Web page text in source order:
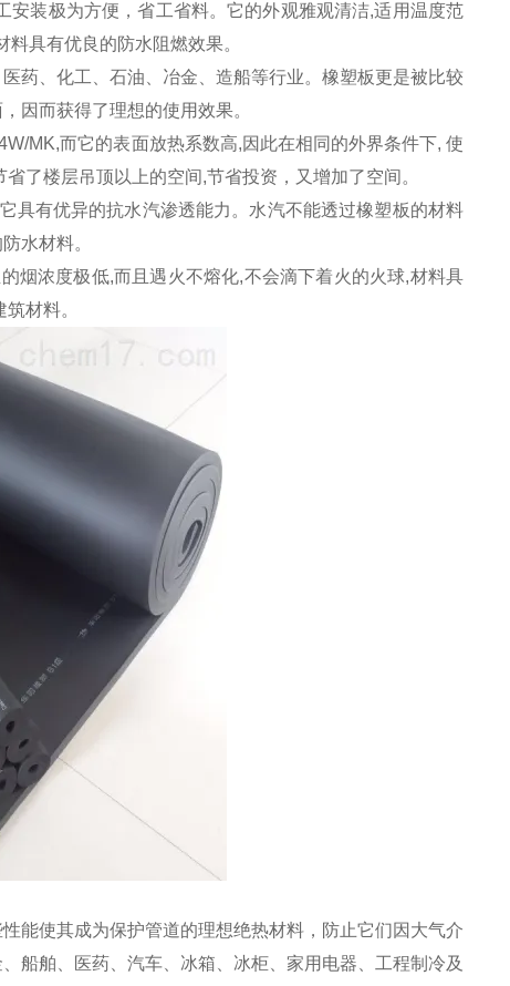
装极为方便，省工省料。它的外观雅观清洁,适用温度范
具有优良的防水阻燃效果。
药、化工、石油、冶金、造船等行业。橡塑板更是被比较
因而获得了理想的使用效果。
MK,而它的表面放热系数高,因此在相同的外界条件下, 使
了楼层吊顶以上的空间,节省投资，又增加了空间。
有优异的抗水汽渗透能力。水汽不能透过橡塑板的材料
水材料。
浓度极低,而且遇火不熔化,不会滴下着火的火球,材料具
材料。
能使其成为保护管道的理想绝热材料，防止它们因大气介
船舶、医药、汽车、冰箱、冰柜、家用电器、工程制冷及